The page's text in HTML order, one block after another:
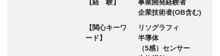
【経 験】
事業開発経験者
企業技術者(OB含む)
【関心キーワ
ード】
リソグラフィ
半導体
（5感）センサー